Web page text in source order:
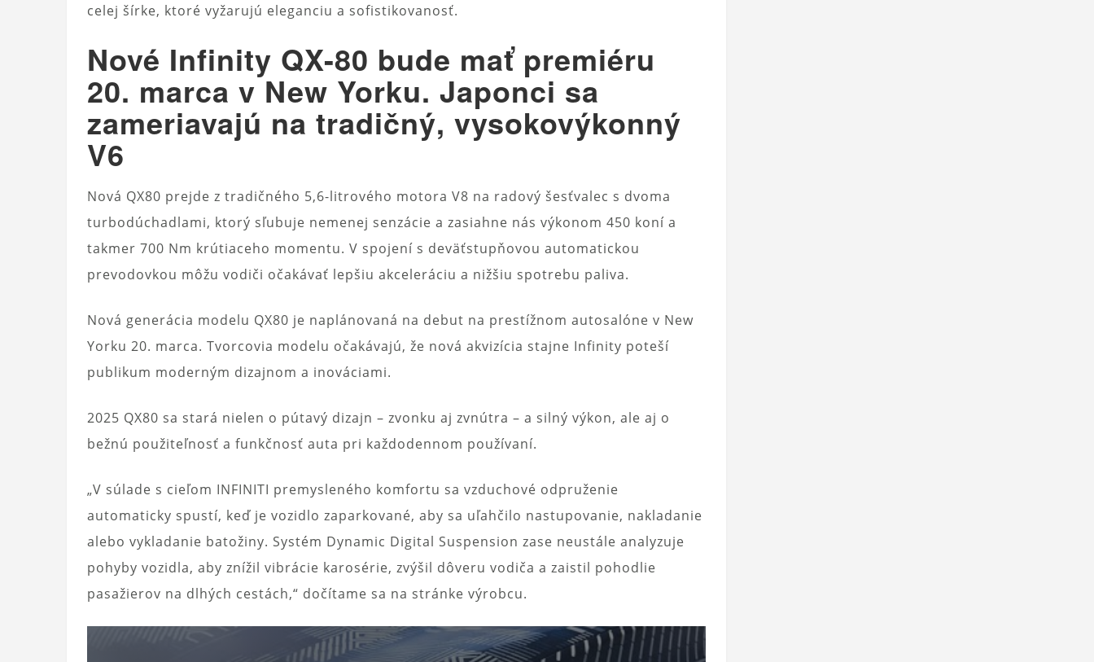
celej šírke, ktoré vyžarujú eleganciu a sofistikovanosť.
Nové Infinity QX-80 bude mať premiéru
20. marca v New Yorku. Japonci sa
zameriavajú na tradičný, vysokovýkonný
V6
Nová QX80 prejde z tradičného 5,6-litrového motora V8 na radový šesťvalec s dvoma
turbodúchadlami, ktorý sľubuje nemenej senzácie a zasiahne nás výkonom 450 koní a
takmer 700 Nm krútiaceho momentu. V spojení s deväťstupňovou automatickou
prevodovkou môžu vodiči očakávať lepšiu akceleráciu a nižšiu spotrebu paliva.
Nová generácia modelu QX80 je naplánovaná na debut na prestížnom autosalóne v New
Yorku 20. marca. Tvorcovia modelu očakávajú, že nová akvizícia stajne Infinity poteší
publikum moderným dizajnom a inováciami.
2025 QX80 sa stará nielen o pútavý dizajn – zvonku aj zvnútra – a silný výkon, ale aj o
bežnú použiteľnosť a funkčnosť auta pri každodennom používaní.
„V súlade s cieľom INFINITI premysleného komfortu sa vzduchové odpruženie
automaticky spustí, keď je vozidlo zaparkované, aby sa uľahčilo nastupovanie, nakladanie
alebo vykladanie batožiny. Systém Dynamic Digital Suspension zase neustále analyzuje
pohyby vozidla, aby znížil vibrácie karosérie, zvýšil dôveru vodiča a zaistil pohodlie
pasažierov na dlhých cestách,“ dočítame sa na stránke výrobcu.